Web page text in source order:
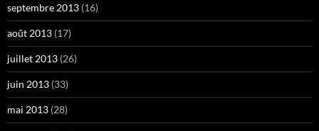
septembre 2013 (16)
août 2013 (17)
juillet 2013 (26)
juin 2013 (33)
mai 2013 (28)